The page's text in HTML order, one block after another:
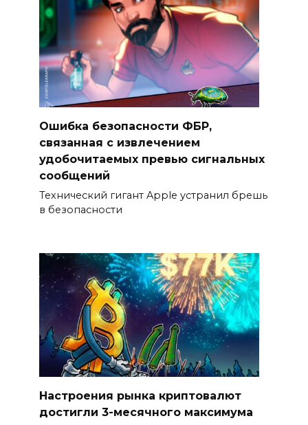
Ошибка безопасности ФБР,
связанная с извлечением
удобочитаемых превью сигнальных
сообщений
Технический гигант Apple устранил брешь
в безопасности
Настроения рынка криптовалют
достигли 3-месячного максимума